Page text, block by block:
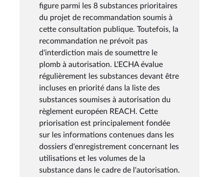
figure parmi les 8 substances prioritaires
du projet de recommandation soumis à
cette consultation publique. Toutefois, la
recommandation ne prévoit pas
d'interdiction mais de soumettre le
plomb à autorisation. L'ECHA évalue
régulièrement les substances devant être
incluses en priorité dans la liste des
substances soumises à autorisation du
règlement européen REACH. Cette
priorisation est principalement fondée
sur les informations contenues dans les
dossiers d'enregistrement concernant les
utilisations et les volumes de la
substance dans le cadre de l'autorisation.